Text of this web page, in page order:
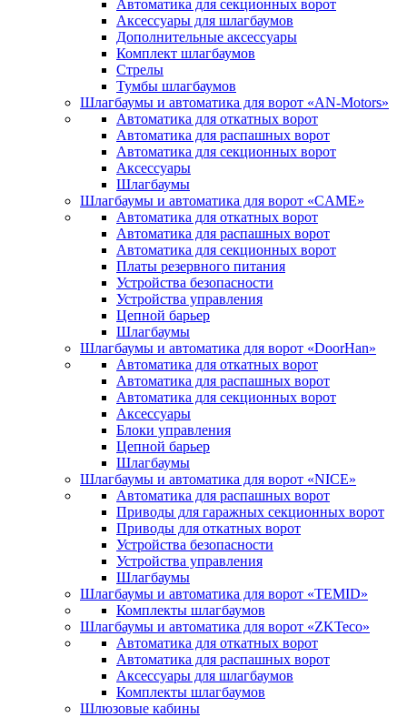
Автоматика для секционных ворот
Аксессуары для шлагбаумов
Дополнительные аксессуары
Комплект шлагбаумов
Стрелы
Тумбы шлагбаумов
Шлагбаумы и автоматика для ворот «AN-Motors»
Автоматика для откатных ворот
Автоматика для распашных ворот
Автоматика для секционных ворот
Аксессуары
Шлагбаумы
Шлагбаумы и автоматика для ворот «CAME»
Автоматика для откатных ворот
Автоматика для распашных ворот
Автоматика для секционных ворот
Платы резервного питания
Устройства безопасности
Устройства управления
Цепной барьер
Шлагбаумы
Шлагбаумы и автоматика для ворот «DoorHan»
Автоматика для откатных ворот
Автоматика для распашных ворот
Автоматика для секционных ворот
Аксессуары
Блоки управления
Цепной барьер
Шлагбаумы
Шлагбаумы и автоматика для ворот «NICE»
Автоматика для распашных ворот
Приводы для гаражных секционных ворот
Приводы для откатных ворот
Устройства безопасности
Устройства управления
Шлагбаумы
Шлагбаумы и автоматика для ворот «TEMID»
Комплекты шлагбаумов
Шлагбаумы и автоматика для ворот «ZKTeco»
Автоматика для откатных ворот
Автоматика для распашных ворот
Аксессуары для шлагбаумов
Комплекты шлагбаумов
Шлюзовые кабины